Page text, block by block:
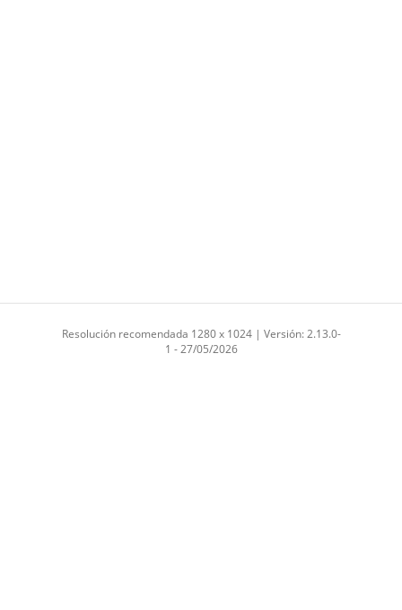
Resolución recomendada 1280 x 1024 | Versión: 2.13.0-
1 - 27/05/2026